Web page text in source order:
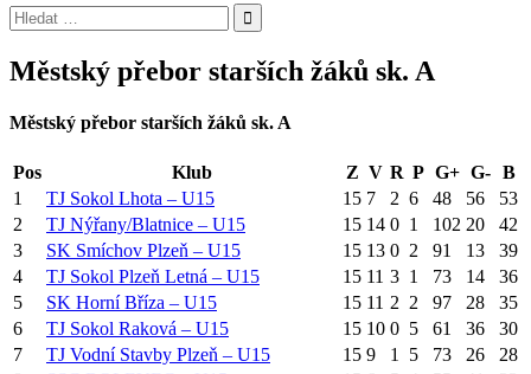
Vyhledávání
Městský přebor starších žáků sk. A
Městský přebor starších žáků sk. A
Pos Klub Z V R P G+ G-
B
1
TJ Sokol Lhota – U15 15 7 2 6 48 56
53
2
TJ Nýřany/Blatnice – U15 15 14 0 1 102 20
42
3
SK Smíchov Plzeň – U15 15 13 0 2 91 13
39
4
TJ Sokol Plzeň Letná – U15 15 11 3 1 73 14
36
5
SK Horní Bříza – U15 15 11 2 2 97 28
35
6
TJ Sokol Raková – U15 15 10 0 5 61 36
30
7
TJ Vodní Stavby Plzeň – U15 15 9 1 5 73 26
28